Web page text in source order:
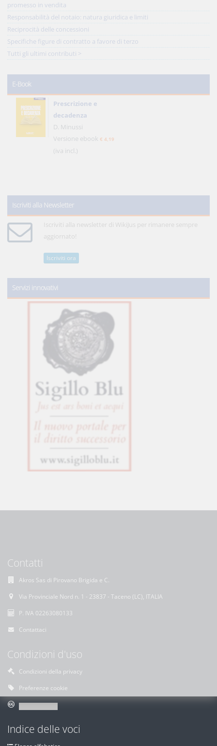
promesso in vendita
Responsabilità del notaio: natura giuridica e limiti
Reciprocità delle concessioni
Specifiche figure di contratto a favore di terzo
Tutti gli ultimi contributi >
E-Book
Prescrizione e
decadenza
D. Minussi
Versione ebook € 4,19
(iva incl.)
Iscriviti alla Newsletter
Iscriviti alla newsletter di WikiJus per rimanere sempre
aggiornato!
Iscriviti ora
Servizi innovativi
Contatti
Akros Sas di Pirovano Brigida e C.
Via Provinciale Nord n. 1 - 23837 - Taceno (LC), ITALIA
P. IVA 02263080133
Contattaci
Condizioni d'uso
Condizioni della privacy
Preferenze cookie
Indice delle voci